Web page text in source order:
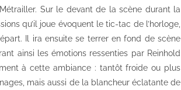
Sur le devant de la scène durant la
qu’il joue évoquent le tic-tac de l’horloge,
Il ira ensuite se terrer en fond de scène
ainsi les émotions ressenties par Reinhold
à cette ambiance : tantôt froide ou plus
mais aussi de la blancheur éclatante de